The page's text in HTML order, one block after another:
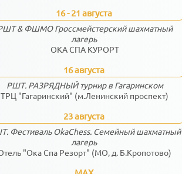
16 - 21 августа
& ФШМО Гроссмейстерский шахматный
лагерь
ОКА СПА КУРОРТ
16 августа
РШТ. РАЗРЯДНЫЙ турнир в Гагаринском
ТРЦ "Гагаринский" (м.Ленинский проспект)
23 августа
Фестиваль OkaChess. Семейный шахматный
лагерь
"Ока Спа Резорт" (МО, д. Б.Кропотово)